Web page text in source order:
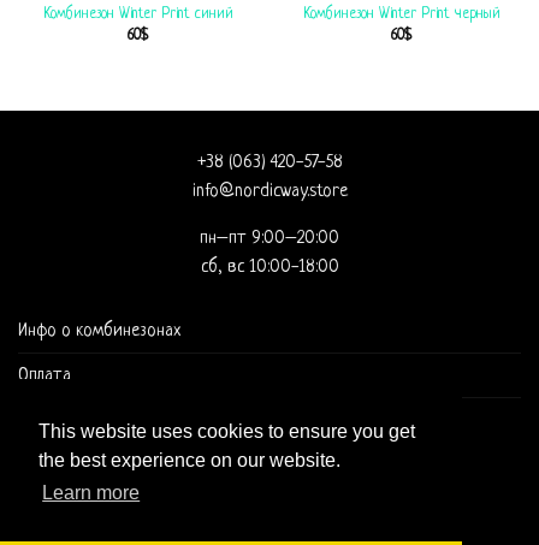
This website uses cookies to ensure you get
the best experience on our website.
Learn more
Комбинезон Winter Print синий
60$
Комбинезон Winter Print черный
60$
+38 (063) 420-57-58
info@nordicway.store
пн–пт 9:00–20:00
сб, вс 10:00-18:00
Инфо о комбинезонах
Оплата
Доставка и оформление заказа